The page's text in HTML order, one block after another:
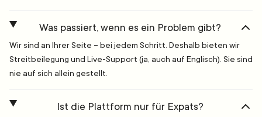
Was passiert, wenn es ein Problem gibt?
Wir sind an Ihrer Seite – bei jedem Schritt. Deshalb bieten wir
Streitbeilegung und Live-Support (ja, auch auf Englisch). Sie sind
nie auf sich allein gestellt.
Ist die Plattform nur für Expats?